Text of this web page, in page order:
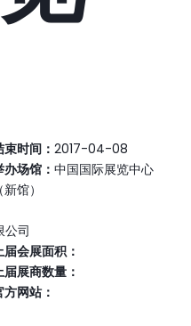
束时间： 2017-04-08
办场馆： 中国国际展览中心
（新馆）
公司
届会展面积：
届展商数量：
方网站：